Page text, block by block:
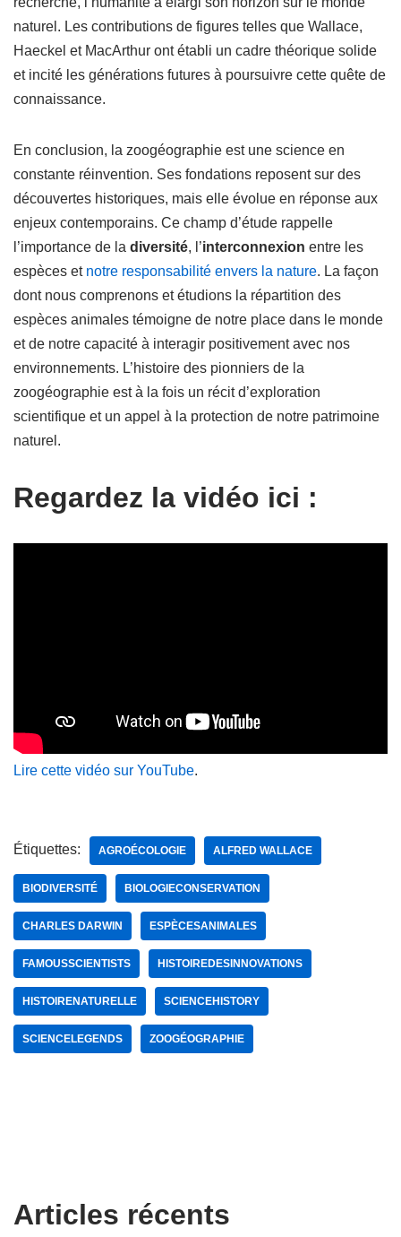
naturel. Les contributions de figures telles que Wallace,
Haeckel et MacArthur ont établi un cadre théorique solide
et incité les générations futures à poursuivre cette quête de
connaissance.
En conclusion, la zoogéographie est une science en
constante réinvention. Ses fondations reposent sur des
découvertes historiques, mais elle évolue en réponse aux
enjeux contemporains. Ce champ d’étude rappelle
l’importance de la diversité, l’interconnexion entre les
espèces et notre responsabilité envers la nature. La façon
dont nous comprenons et étudions la répartition des
espèces animales témoigne de notre place dans le monde
et de notre capacité à interagir positivement avec nos
environnements. L’histoire des pionniers de la
zoogéographie est à la fois un récit d’exploration
scientifique et un appel à la protection de notre patrimoine
naturel.
Regardez la vidéo ici :
Lire cette vidéo sur YouTube.
Étiquettes: AGROÉCOLOGIE ALFRED WALLACE
BIODIVERSITÉ BIOLOGIECONSERVATION
CHARLES DARWIN ESPÈCESANIMALES
FAMOUSSCIENTISTS HISTOIREDESINNOVATIONS
HISTOIRENATURELLE SCIENCEHISTORY
SCIENCELEGENDS ZOOGÉOGRAPHIE
Articles récents